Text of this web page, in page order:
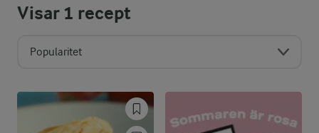
Visar1 recept
Popularitet